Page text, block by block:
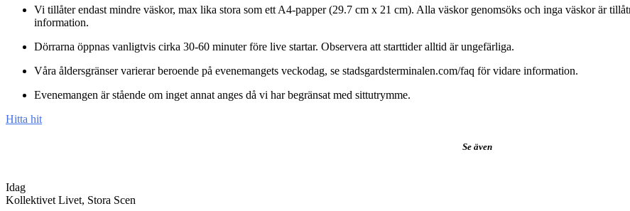
Vi tillåter endast mindre väskor, max lika stora som ett A4-papper (29.7 cm x 21 cm). Alla väskor genomsöks och inga väskor är
information.
Dörrarna öppnas vanligtvis cirka 30-60 minuter före live startar. Observera att starttider alltid är ungefärliga.
Våra åldersgränser varierar beroende på evenemangets veckodag, se stadsgardsterminalen.com/faq för vidare information.
Evenemangen är stående om inget annat anges då vi har begränsat med sittutrymme.
Hitta hit
Se även
Idag
Kollektivet Livet, Stora Scen